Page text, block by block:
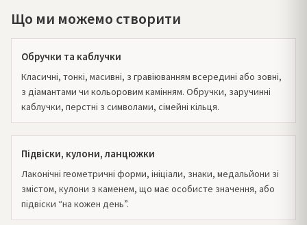
Що ми можемо створити
Обручки та каблучки
Класичні, тонкі, масивні, з гравіюванням всередині або зовні,
з діамантами чи кольоровим камінням. Обручки, заручинні
каблучки, перстні з символами, сімейні кільця.
Підвіски, кулони, ланцюжки
Лаконічні геометричні форми, ініціали, знаки, медальйони зі
змістом, кулони з каменем, що має особисте значення, або
підвіски “на кожен день”.